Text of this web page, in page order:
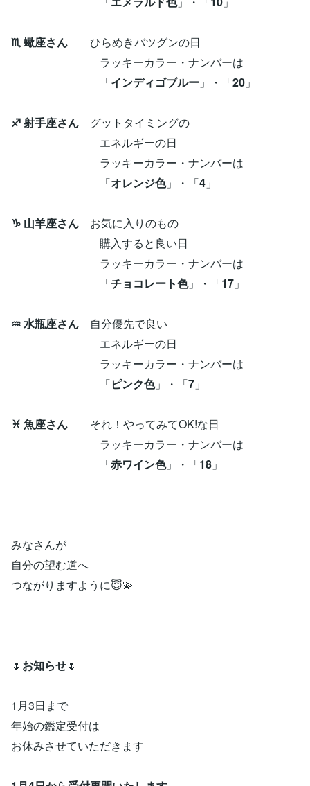
♏ 蠍座さん ひらめきバツグンの日
ラッキーカラー・ナンバーは
「インディゴブルー 」・「20 」
♐ 射手座さん グットタイミングの
エネルギーの日
ラッキーカラー・ナンバーは
「オレンジ色」・「4 」
♑ 山羊座さん お気に入りのもの
購入すると良い日
ラッキーカラー・ナンバーは
「チョコレート色」・「17 」
♒ 水瓶座さん 自分優先で良い
エネルギーの日
ラッキーカラー・ナンバーは
「ピンク色」・「7 」
♓ 魚座さん それ！やってみてOK!な日
ラッキーカラー・ナンバーは
「赤ワイン色」・「18 」
みなさんが
自分の望む道へ
つながりますように😇💫
🌷 お知らせ🌷
1月3日まで
年始の鑑定受付は
お休みさせていただきます